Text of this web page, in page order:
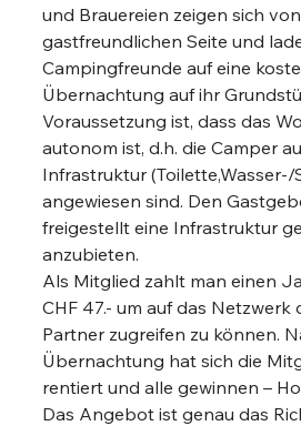
und Brauereien zeigen sich
gastfreundlichen Seite und
Campingfreunde auf eine
Übernachtung auf ihr
Voraussetzung ist, dass das
autonom ist, d.h. die Camper
Infrastruktur (Toilette,Wasser-/
angewiesen sind. Den
freigestellt eine Infrastruktur
anzubieten.
Als Mitglied zahlt man einen
CHF 47.- um auf das Netzwerk
Partner zugreifen zu können.
Übernachtung hat sich die
rentiert und alle gewinnen –
Das Angebot ist genau das